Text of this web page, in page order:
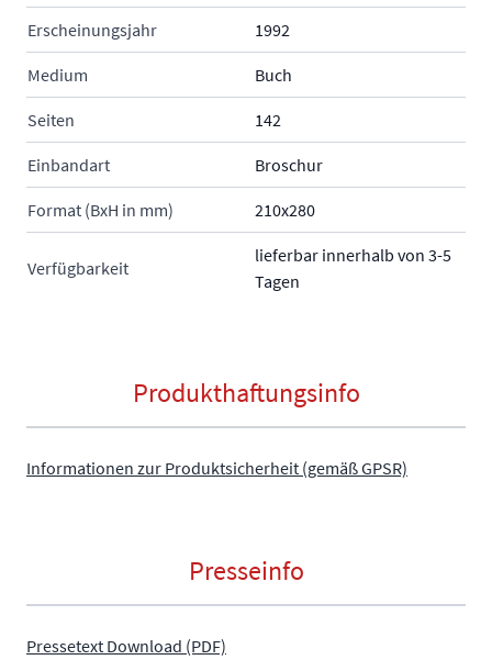
Erscheinungsjahr 1992
Medium Buch
Seiten 142
Einbandart Broschur
Format (BxH in mm) 210x280
Verfügbarkeit
lieferbar innerhalb von 3-5
Tagen
Produkthaftungsinfo
Informationen zur Produktsicherheit (gemäß GPSR)
Presseinfo
Pressetext Download (PDF)